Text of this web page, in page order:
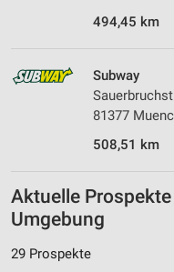
494,45 km
Subway
81377
508,51 km
Aktuelle
Umgebung
29 Prospekte